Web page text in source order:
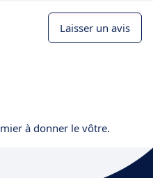
Laisser un avis
à donner le vôtre.